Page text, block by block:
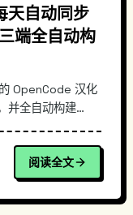
天自动同步
端全自动构
OpenCode 汉化
并全自动构建
路、发行版与上游
式，帮助你快速
阅读全文